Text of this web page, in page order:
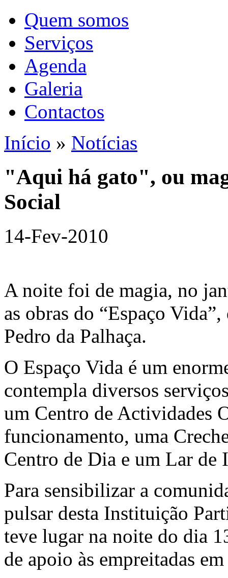
Quem somos
Serviços
Agenda
Galeria
Contactos
Início » Notícias
"Aqui há gato", ou
Social
14-Fev-2010
A noite foi de magia, no
as obras do “Espaço
Pedro da Palhaça.
O Espaço Vida é um
contempla diversos
um Centro de Actividades
funcionamento, uma
Centro de Dia e um Lar de
Para sensibilizar a
pulsar desta Instituição
teve lugar na noite do dia
de apoio às empreitadas